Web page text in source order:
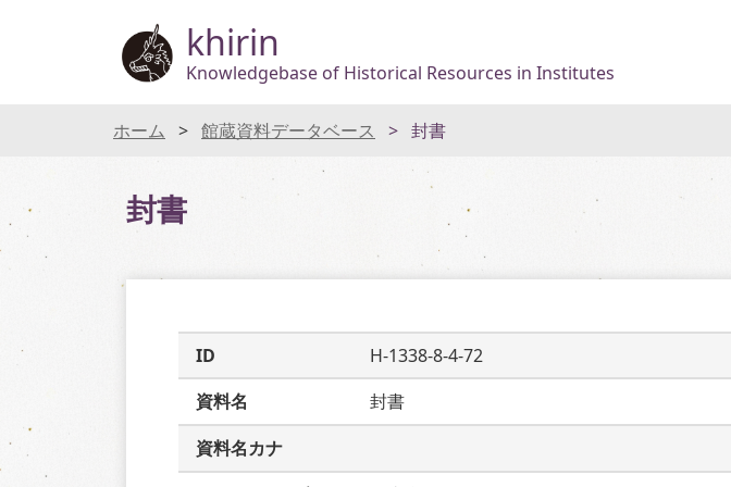
khirin
Knowledgebase of Historical Resources in Institutes
ホーム 館蔵資料データベース 封書
封書
ID
H-1338-8-4-72
資料名
封書
資料名カナ